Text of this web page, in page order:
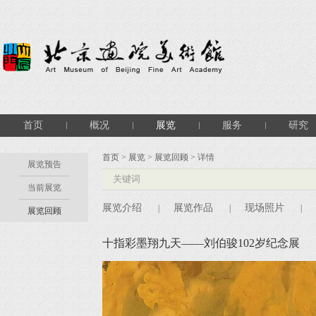
首页 概况 展览 服务 研究
展览预告
当前展览
展览回顾
首页 > 展览 > 展览回顾 > 详情
展览介绍 展览作品 现场照片
十指彩墨翔九天——刘伯骏102岁纪念展